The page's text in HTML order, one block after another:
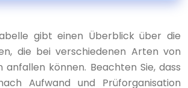
gibt einen Überblick über die
die bei verschiedenen Arten von
anfallen können. Beachten Sie, dass
Aufwand und Prüforganisation